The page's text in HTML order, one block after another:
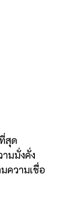
สุด
มมั่งคั่ง
ความเชื่อ